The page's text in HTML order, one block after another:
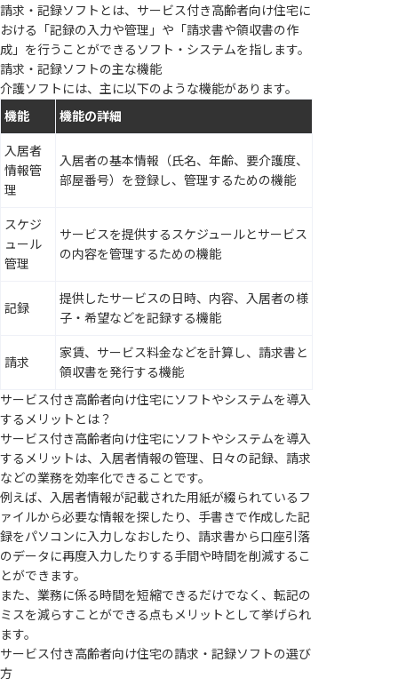
請求・記録ソフトとは、サービス付き高齢者向け住宅に
おける「記録の入力や管理」や「請求書や領収書の作
成」を行うことができるソフト・システムを指します。
請求・記録ソフトの主な機能
介護ソフトには、主に以下のような機能があります。
機能
機能の詳細
入居者
情報管
理
入居者の基本情報（氏名、年齢、要介護度、
部屋番号）を登録し、管理するための機能
スケジ
ュール
管理
サービスを提供するスケジュールとサービス
の内容を管理するための機能
記録
提供したサービスの日時、内容、入居者の様
子・希望などを記録する機能
請求
家賃、サービス料金などを計算し、請求書と
領収書を発行する機能
サービス付き高齢者向け住宅にソフトやシステムを導入
するメリットとは？
サービス付き高齢者向け住宅にソフトやシステムを導入
するメリットは、入居者情報の管理、日々の記録、請求
などの業務を効率化できることです。
例えば、入居者情報が記載された用紙が綴られているフ
ァイルから必要な情報を探したり、手書きで作成した記
録をパソコンに入力しなおしたり、請求書から口座引落
のデータに再度入力したりする手間や時間を削減するこ
とができます。
また、業務に係る時間を短縮できるだけでなく、転記の
ミスを減らすことができる点もメリットとして挙げられ
ます。
サービス付き高齢者向け住宅の請求・記録ソフトの選び
方